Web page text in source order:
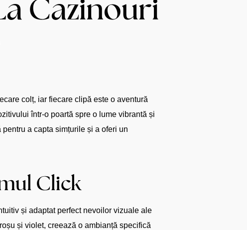
Cazinouri
colț, iar fiecare clipă este o aventură
într-o poartă spre o lume vibrantă și
a capta simțurile și a oferi un
Click
și adaptat perfect nevoilor vizuale ale
și violet, creează o ambianță specifică